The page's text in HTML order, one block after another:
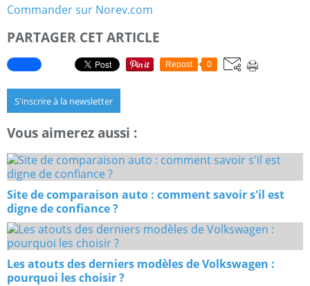
Commander sur Norev.com
PARTAGER CET ARTICLE
Repost 0
S'inscrire à la newsletter
Vous aimerez aussi :
Site de comparaison auto : comment savoir s'il est
digne de confiance ?
Les atouts des derniers modèles de Volkswagen :
pourquoi les choisir ?